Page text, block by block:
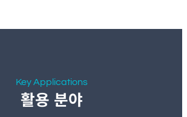
Key Applications
활용 분야